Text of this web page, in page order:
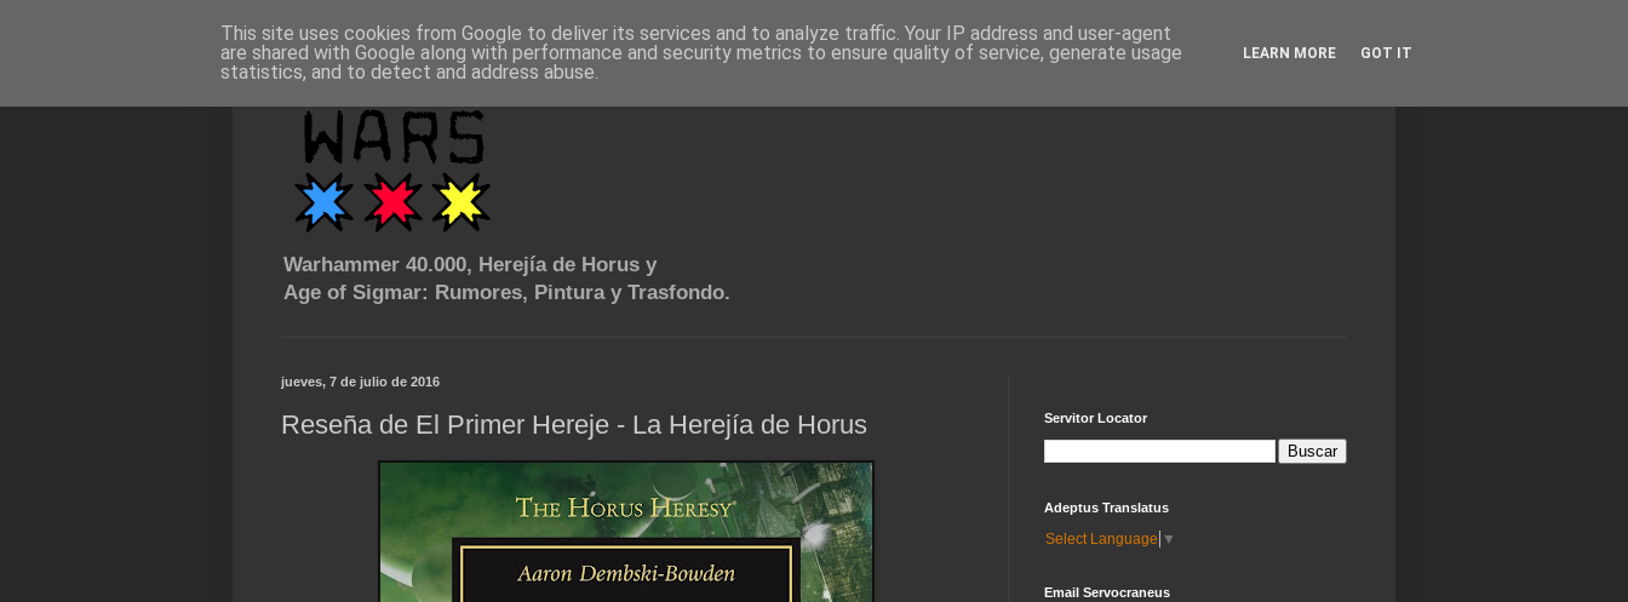
Warhammer 40.000, Herejía de Horus y
Age of Sigmar: Rumores, Pintura y Trasfondo.
jueves, 7 de julio de 2016
Reseña de El Primer Hereje - La Herejía de Horus Servitor Locator
Adeptus Translatus
Select Language ▼
Email Servocraneus
This site uses cookies from Google to deliver its services and to analyze traffic. Your IP address and user-agent
are shared with Google along with performance and security metrics to ensure quality of service, generate usage
statistics, and to detect and address abuse.
LEARN MORE GOT IT